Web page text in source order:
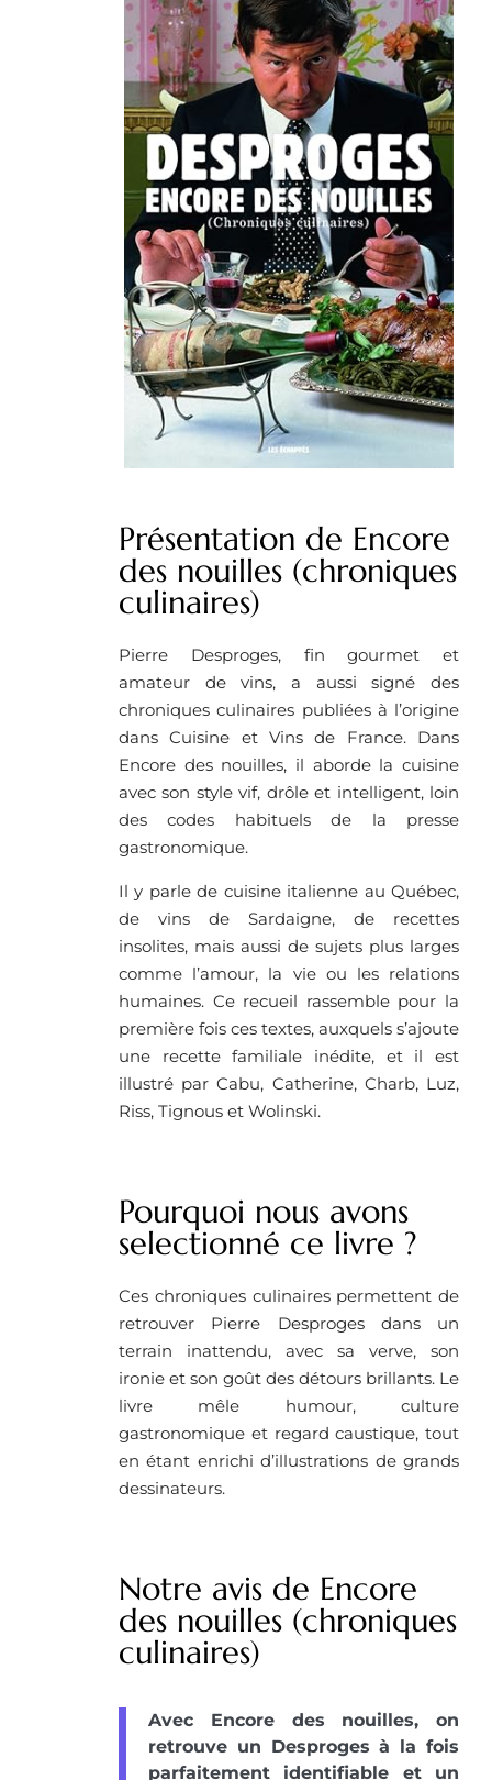
Présentation de Encore
des nouilles (chroniques
culinaires)
Pierre Desproges, fin gourmet et
amateur de vins, a aussi signé des
chroniques culinaires publiées à l’origine
dans Cuisine et Vins de France. Dans
Encore des nouilles, il aborde la cuisine
avec son style vif, drôle et intelligent, loin
des codes habituels de la presse
gastronomique.
Il y parle de cuisine italienne au Québec,
de vins de Sardaigne, de recettes
insolites, mais aussi de sujets plus larges
comme l’amour, la vie ou les relations
humaines. Ce recueil rassemble pour la
première fois ces textes, auxquels s’ajoute
une recette familiale inédite, et il est
illustré par Cabu, Catherine, Charb, Luz,
Riss, Tignous et Wolinski.
Pourquoi nous avons
selectionné ce livre ?
Ces chroniques culinaires permettent de
retrouver Pierre Desproges dans un
terrain inattendu, avec sa verve, son
ironie et son goût des détours brillants. Le
livre mêle humour, culture
gastronomique et regard caustique, tout
en étant enrichi d’illustrations de grands
dessinateurs.
Notre avis de Encore
des nouilles (chroniques
culinaires)
Avec Encore des nouilles, on
retrouve un Desproges à la fois
parfaitement identifiable et un